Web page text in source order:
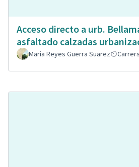
Acceso directo a urb.
asfaltado calzadas
Maria Reyes Guerra Suarez